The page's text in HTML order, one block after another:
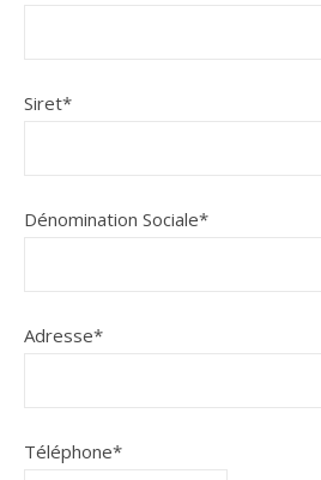
Siret*
Dénomination Sociale*
Adresse*
Téléphone*